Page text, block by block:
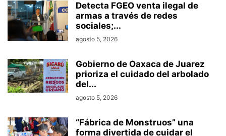
Detecta FGEO venta ilegal de
armas a través de redes
sociales;...
agosto 5, 2026
Gobierno de Oaxaca de Juarez
prioriza el cuidado del arbolado
del...
agosto 5, 2026
“Fábrica de Monstruos” una
forma divertida de cuidar el